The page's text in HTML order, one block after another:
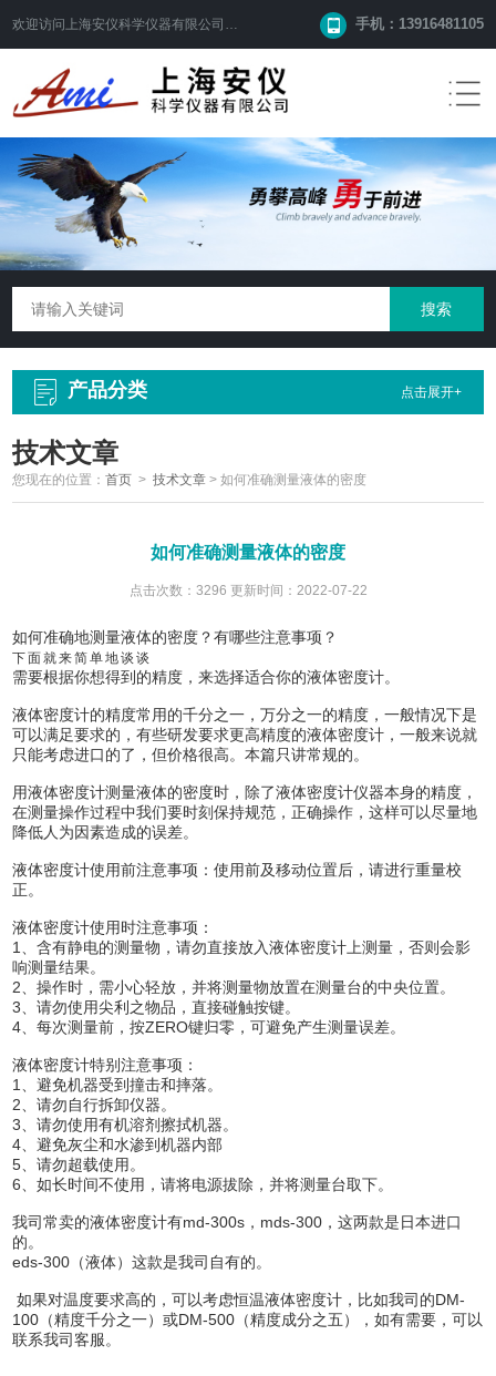
欢迎访问 上海安仪科学仪器有限公司 网站！ 手机：13916481105
产品分类 点击展开+
技术文章
您现在的位置：首页 >技术文章 >如何准确测量液体的密度
如何准确测量液体的密度
点击次数：3296 更新时间：2022-07-22
如何准确地测量液体的密度？有哪些注意事项？
下面就来简单地谈谈
需要根据你想得到的精度，来选择适合你的液体密度计。
液体密度计的精度常用的千分之一，万分之一的精度，一般情况下是
可以满足要求的，有些研发要求更高精度的液体密度计，一般来说就
只能考虑进口的了，但价格很高。本篇只讲常规的。
用液体密度计测量液体的密度时，除了液体密度计仪器本身的精度，
在测量操作过程中我们要时刻保持规范，正确操作，这样可以尽量地
降低人为因素造成的误差。
液体密度计使用前注意事项：使用前及移动位置后，请进行重量校
正。
液体密度计使用时注意事项：
1、含有静电的测量物，请勿直接放入液体密度计上测量，否则会影
响测量结果。
2、操作时，需小心轻放，并将测量物放置在测量台的中央位置。
3、请勿使用尖利之物品，直接碰触按键。
4、每次测量前，按ZERO键归零，可避免产生测量误差。
液体密度计特别注意事项：
1、避免机器受到撞击和摔落。
2、请勿自行拆卸仪器。
3、请勿使用有机溶剂擦拭机器。
4、避免灰尘和水渗到机器内部
5、请勿超载使用。
6、如长时间不使用，请将电源拔除，并将测量台取下。
我司常卖的液体密度计有md-300s，mds-300，这两款是日本进口
的。
eds-300（液体）这款是我司自有的。
如果对温度要求高的，可以考虑恒温液体密度计，比如我司的DM-
100（精度千分之一）或DM-500（精度成分之五），如有需要，可以
联系我司客服。